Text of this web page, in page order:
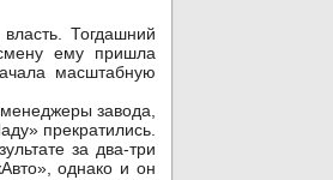
Тогдашний
ему пришла
масштабную
завода,
прекратились.
за два-три
однако и он